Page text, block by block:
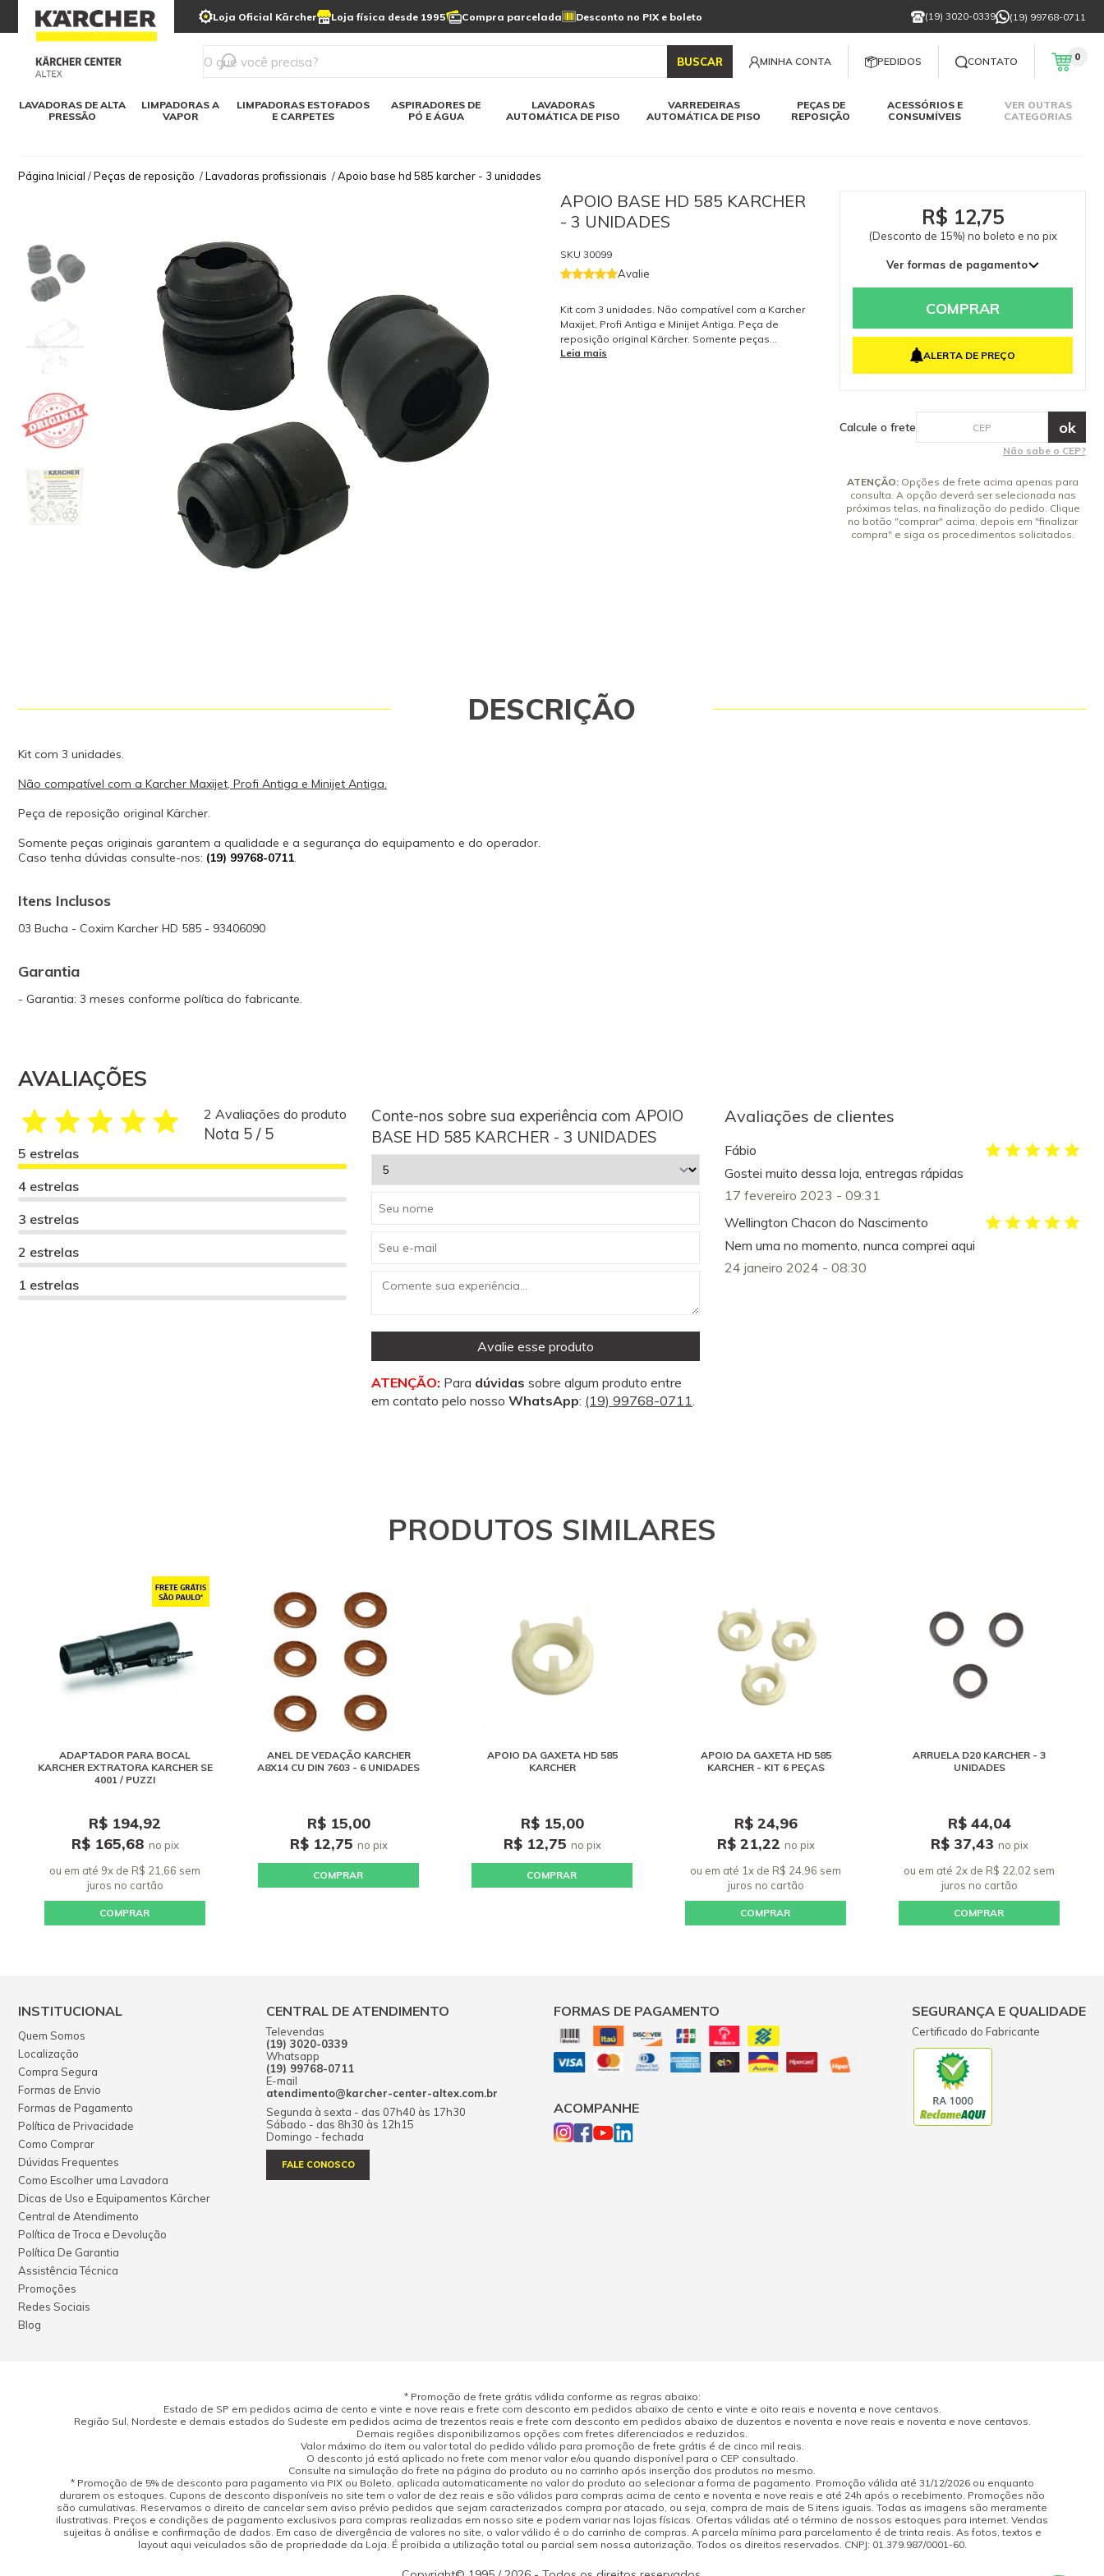
Loja Oficial Kärcher Loja física desde 1995 Compra parcelada Desconto no PIX e boleto (19) 3020-0339 (19) 99768-0711
BUSCAR MINHA CONTA PEDIDOS CONTATO 0
LAVADORAS DE ALTA
PRESSÃO
Detergentes
Linha a bateria
LIMPADORAS A
VAPOR
LIMPADORAS ESTOFADOS
E CARPETES
ASPIRADORES DE
PÓ E ÁGUA
Linha a bateria
LAVADORAS
AUTOMÁTICA DE PISO
VARREDEIRAS
AUTOMÁTICA DE PISO
PEÇAS DE
REPOSIÇÃO
Lavadoras automática
Varredeiras automática
ACESSÓRIOS E
CONSUMÍVEIS
Varredeiras automática
VER OUTRAS
CATEGORIAS
Kärcher para o lar Soluções digitais
Limpeza de painel
solar
Página Inicial /Peças de reposição /Lavadoras profissionais /Apoio base hd 585 karcher - 3 unidades
APOIO BASE HD 585 KARCHER
- 3 UNIDADES
SKU 30099
Avalie
Kit com 3 unidades. Não compatível com a Karcher
Maxijet, Profi Antiga e Minijet Antiga. Peça de
reposição original Kärcher. Somente peças
originais garantem a qualidade e a segurança do
Leia mais
R$ 12,75
(Desconto de 15%) no boleto e no pix
Ver formas de pagamento
COMPRAR
ALERTA DE PREÇO
Calcule o frete
Não sabe o CEP?
ATENÇÃO: Opções de frete acima apenas para
consulta. A opção deverá ser selecionada nas
próximas telas, na finalização do pedido. Clique
no botão "comprar" acima, depois em "finalizar
compra" e siga os procedimentos solicitados.
DESCRIÇÃO
Kit com 3 unidades.
Não compatível com a Karcher Maxijet, Profi Antiga e Minijet Antiga.
Peça de reposição original Kärcher.
Somente peças originais garantem a qualidade e a segurança do equipamento e do operador.
Caso tenha dúvidas consulte-nos: (19) 99768-0711.
Itens Inclusos
03 Bucha - Coxim Karcher HD 585 - 93406090
Garantia
- Garantia: 3 meses conforme política do fabricante.
AVALIAÇÕES
2 Avaliações do produto
Nota 5 / 5
5 estrelas
4 estrelas
3 estrelas
2 estrelas
1 estrelas
Conte-nos sobre sua experiência com APOIO
BASE HD 585 KARCHER - 3 UNIDADES
Avalie esse produto
ATENÇÃO: Para dúvidas sobre algum produto entre
em contato pelo nosso WhatsApp: (19) 99768-0711.
Avaliações de clientes
Fábio
Gostei muito dessa loja, entregas rápidas
17 fevereiro 2023 - 09:31
Wellington Chacon do Nascimento
Nem uma no momento, nunca comprei aqui
24 janeiro 2024 - 08:30
PRODUTOS SIMILARES
ADAPTADOR PARA BOCAL
KARCHER EXTRATORA KARCHER SE
4001 / PUZZI
R$ 194,92
R$ 165,68 no pix
ou em até 9x de R$ 21,66 sem
juros no cartão
COMPRAR
ANEL DE VEDAÇÃO KARCHER
A8X14 CU DIN 7603 - 6 UNIDADES
R$ 15,00
R$ 12,75 no pix
COMPRAR
APOIO DA GAXETA HD 585
KARCHER
R$ 15,00
R$ 12,75 no pix
COMPRAR
APOIO DA GAXETA HD 585
KARCHER - KIT 6 PEÇAS
R$ 24,96
R$ 21,22 no pix
ou em até 1x de R$ 24,96 sem
juros no cartão
COMPRAR
ARRUELA D20 KARCHER - 3
UNIDADES
R$ 44,04
R$ 37,43 no pix
ou em até 2x de R$ 22,02 sem
juros no cartão
COMPRAR
INSTITUCIONAL
Quem Somos
Localização
Compra Segura
Formas de Envio
Formas de Pagamento
Política de Privacidade
Como Comprar
Dúvidas Frequentes
Como Escolher uma Lavadora
Dicas de Uso e Equipamentos Kärcher
Central de Atendimento
Política de Troca e Devolução
Política De Garantia
Assistência Técnica
Promoções
Redes Sociais
Blog
CENTRAL DE ATENDIMENTO
Televendas
(19) 3020-0339
Whatsapp
(19) 99768-0711
E-mail
atendimento@karcher-center-altex.com.br
Segunda à sexta - das 07h40 às 17h30
Sábado - das 8h30 às 12h15
Domingo - fechada
FALE CONOSCO
FORMAS DE PAGAMENTO
ACOMPANHE
SEGURANÇA E QUALIDADE
Certificado do Fabricante
* Promoção de frete grátis válida conforme as regras abaixo:
Estado de SP em pedidos acima de cento e vinte e nove reais e frete com desconto em pedidos abaixo de cento e vinte e oito reais e noventa e nove centavos.
Região Sul, Nordeste e demais estados do Sudeste em pedidos acima de trezentos reais e frete com desconto em pedidos abaixo de duzentos e noventa e nove reais e noventa e nove centavos.
Demais regiões disponibilizamos opções com fretes diferenciados e reduzidos.
Valor máximo do item ou valor total do pedido válido para promoção de frete grátis é de cinco mil reais.
O desconto já está aplicado no frete com menor valor e/ou quando disponível para o CEP consultado.
Consulte na simulação do frete na página do produto ou no carrinho após inserção dos produtos no mesmo.
* Promoção de 5% de desconto para pagamento via PIX ou Boleto, aplicada automaticamente no valor do produto ao selecionar a forma de pagamento. Promoção válida até 31/12/2026 ou enquanto
durarem os estoques. Cupons de desconto disponíveis no site tem o valor de dez reais e são válidos para compras acima de cento e noventa e nove reais e até 24h após o recebimento. Promoções não
são cumulativas. Reservamos o direito de cancelar sem aviso prévio pedidos que sejam caracterizados compra por atacado, ou seja, compra de mais de 5 itens iguais. Todas as imagens são meramente
ilustrativas. Preços e condições de pagamento exclusivos para compras realizadas em nosso site e podem variar nas lojas físicas. Ofertas válidas até o término de nossos estoques para internet. Vendas
sujeitas à análise e confirmação de dados. Em caso de divergência de valores no site, o valor válido é o do carrinho de compras. A parcela mínima para parcelamento é de trinta reais. As fotos, textos e
layout aqui veiculados são de propriedade da Loja. É proibida a utilização total ou parcial sem nossa autorização. Todos os direitos reservados. CNPJ: 01.379.987/0001-60.